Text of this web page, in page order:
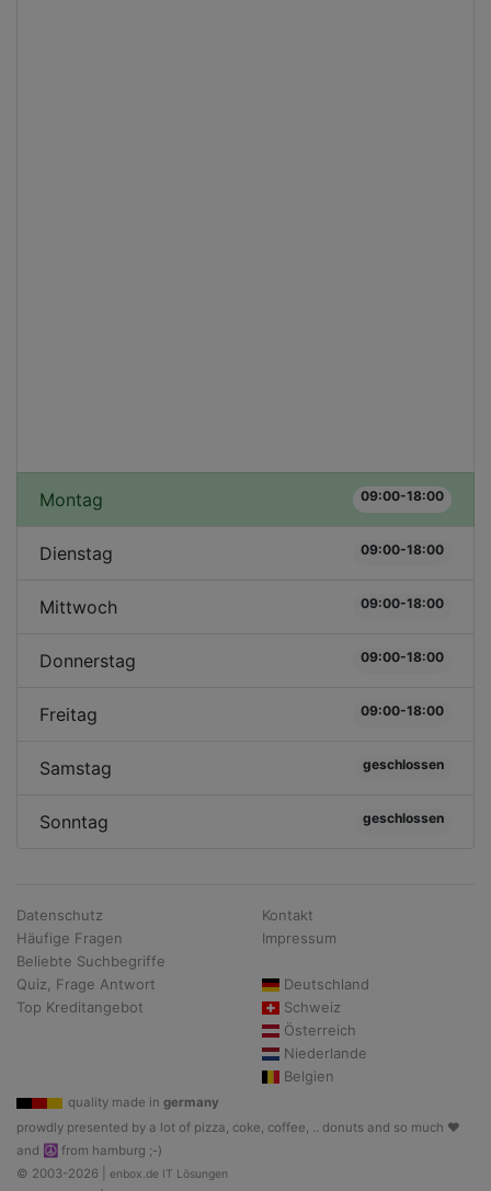
Montag 09:00-18:00
Dienstag 09:00-18:00
Mittwoch 09:00-18:00
Donnerstag 09:00-18:00
Freitag 09:00-18:00
Samstag geschlossen
Sonntag geschlossen
Datenschutz
Häufige Fragen
Beliebte Suchbegriffe
Quiz, Frage Antwort
Top Kreditangebot
Kontakt
Impressum
Deutschland
Schweiz
Österreich
Niederlande
Belgien
quality made in germany
prowdly presented by a lot of pizza, coke, coffee, .. donuts and so much ♥
and ☮ from hamburg ;-)
© 2003-2026 | enbox.de IT Lösungen